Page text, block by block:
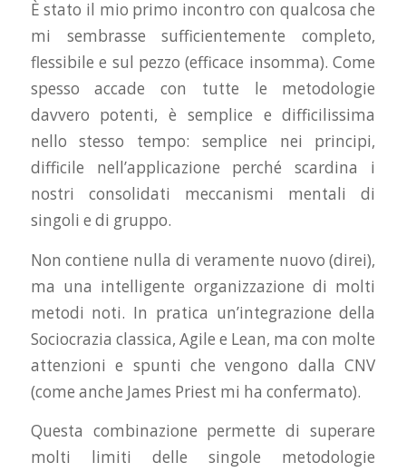
È stato il mio primo incontro con qualcosa che
mi sembrasse sufficientemente completo,
flessibile e sul pezzo (efficace insomma). Come
spesso accade con tutte le metodologie
davvero potenti, è semplice e difficilissima
nello stesso tempo: semplice nei principi,
difficile nell’applicazione perché scardina i
nostri consolidati meccanismi mentali di
singoli e di gruppo.
Non contiene nulla di veramente nuovo (direi),
ma una intelligente organizzazione di molti
metodi noti. In pratica un’integrazione della
Sociocrazia classica, Agile e Lean, ma con molte
attenzioni e spunti che vengono dalla CNV
(come anche James Priest mi ha confermato).
Questa combinazione permette di superare
molti limiti delle singole metodologie